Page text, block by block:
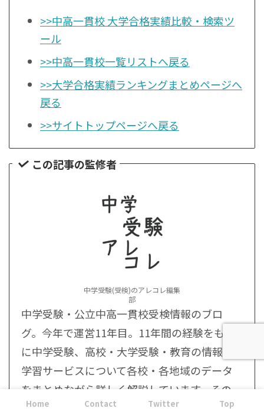
>>中高一貫校 大学合格実績比較・検索ツ
ール
>>中高一貫校一覧リストへ戻る
>>大学合格実績ランキングまとめページへ
戻る
>>サイトトップページへ戻る
この記事の監修者
中学受験(受検)のアレコレ編集
部
中学受験・公立中高一貫校受検情報のブロ
グ。今年で運営11年目。11年間の経験をもと
に中学受験、高校・大学受験・教育の情報・
学習サービスについて各校・各地域のデータ
をまとめながら詳しく解説しています。その
他、中高の生活・子育ての話。 役立つ情報満
Home Contact Twitter Top